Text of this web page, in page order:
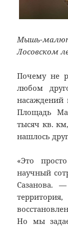
Мышь-
Лосовском
Почему не
любом
насаждений
Площадь
тысяч кв.
нашлось
«Это
научный
Сазанова.
Но мы